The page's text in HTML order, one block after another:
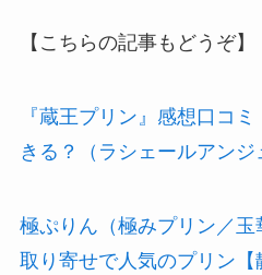
【こちらの記事もどうぞ】
『蔵王プリン』感想口コ
きる？（ラシェールアンジ
極ぷりん（極みプリン／
取り寄せで人気のプリン【